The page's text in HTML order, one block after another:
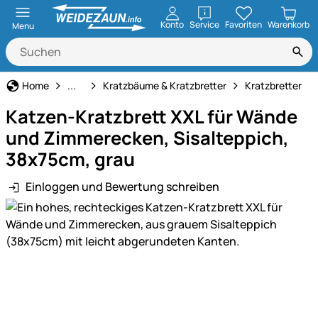
Menu Konto ServiceöffnenFavoriten Warenkorb
Home Katze
... Kratzbäume & Kratzbretter Kratzbretter
Katzen-Kratzbrett XXL für Wände
und Zimmerecken, Sisalteppich,
38x75cm, grau
Einloggen und Bewertung schreiben
Produktgalerie